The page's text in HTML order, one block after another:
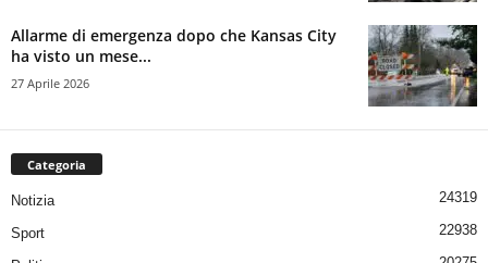
Allarme di emergenza dopo che Kansas City
ha visto un mese...
27 Aprile 2026
Categoria
Notizia 24319
Sport 22938